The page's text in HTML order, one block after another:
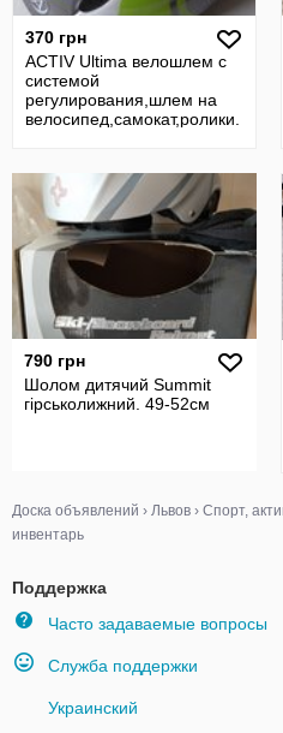
370 грн
ACTIV Ultima велошлем с
системой
регулирования,шлем на
велосипед,самокат,ролики.
790 грн
Шолом дитячий Summit
гірськолижний. 49-52см
Доска объявлений › Львов › Спорт,
инвентарь
Поддержка
Часто задаваемые вопросы
Служба поддержки
Украинский